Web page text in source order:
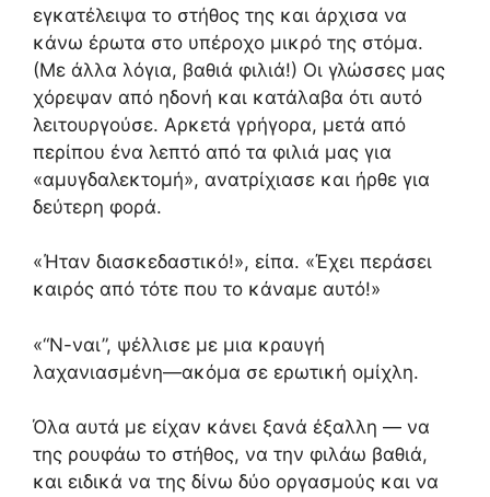
εγκατέλειψα το στήθος της και άρχισα να
κάνω έρωτα στο υπέροχο μικρό της στόμα.
(Με άλλα λόγια, βαθιά φιλιά!) Οι γλώσσες μας
χόρεψαν από ηδονή και κατάλαβα ότι αυτό
λειτουργούσε. Αρκετά γρήγορα, μετά από
περίπου ένα λεπτό από τα φιλιά μας για
«αμυγδαλεκτομή», ανατρίχιασε και ήρθε για
δεύτερη φορά.
«Ήταν διασκεδαστικό!», είπα. «Έχει περάσει
καιρός από τότε που το κάναμε αυτό!»
«“Ν-ναι”, ψέλλισε με μια κραυγή
λαχανιασμένη—ακόμα σε ερωτική ομίχλη.
Όλα αυτά με είχαν κάνει ξανά έξαλλη — να
της ρουφάω το στήθος, να την φιλάω βαθιά,
και ειδικά να της δίνω δύο οργασμούς και να